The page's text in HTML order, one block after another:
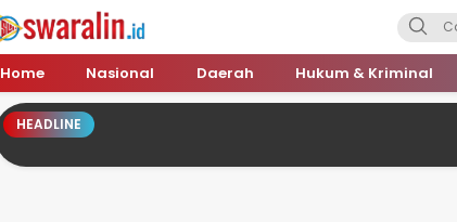
Swara Lin
Independent, Tajam & Profesional
Home Nasional Daerah Hukum & Kriminal
HEADLINE